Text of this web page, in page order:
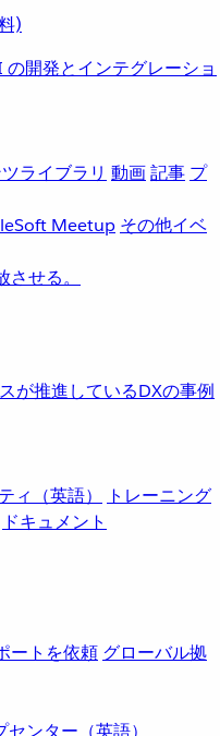
)
開発とインテグレーショ
ライブラリ 動画記事 プ
Meetup その他イベ
が推進しているDXの事例
ィ（英語）
トレーニング
ドキュメント
ートを依頼 グローバル拠
センター（英語）